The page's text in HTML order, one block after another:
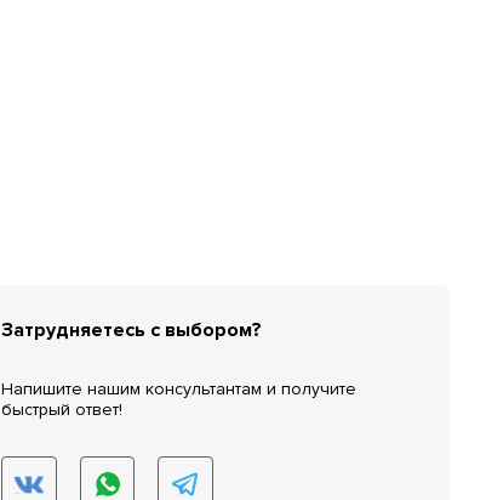
Затрудняетесь с выбором?
Напишите нашим консультантам и получите
быстрый ответ!